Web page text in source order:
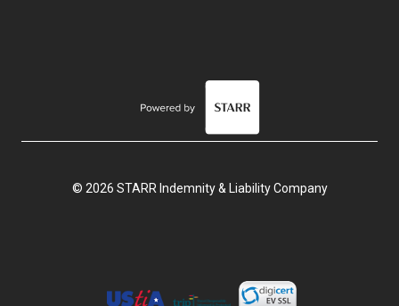
© 2026 STARR Indemnity & Liability Company